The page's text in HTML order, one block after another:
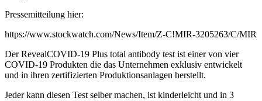
Pressemitteilung hier:
https://www.stockwatch.com/News/Item/Z-C!MIR-3205263/C/MIR
Der RevealCOVID-19 Plus total antibody test ist einer von vier
COVID-19 Produkten die das Unternehmen exklusiv entwickelt
und in ihren zertifizierten Produktionsanlagen herstellt.
Jeder kann diesen Test selber machen, ist kinderleicht und in 3